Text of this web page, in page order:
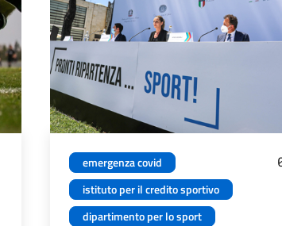
emergenza covid
istituto per il credito sportivo
dipartimento per lo sport